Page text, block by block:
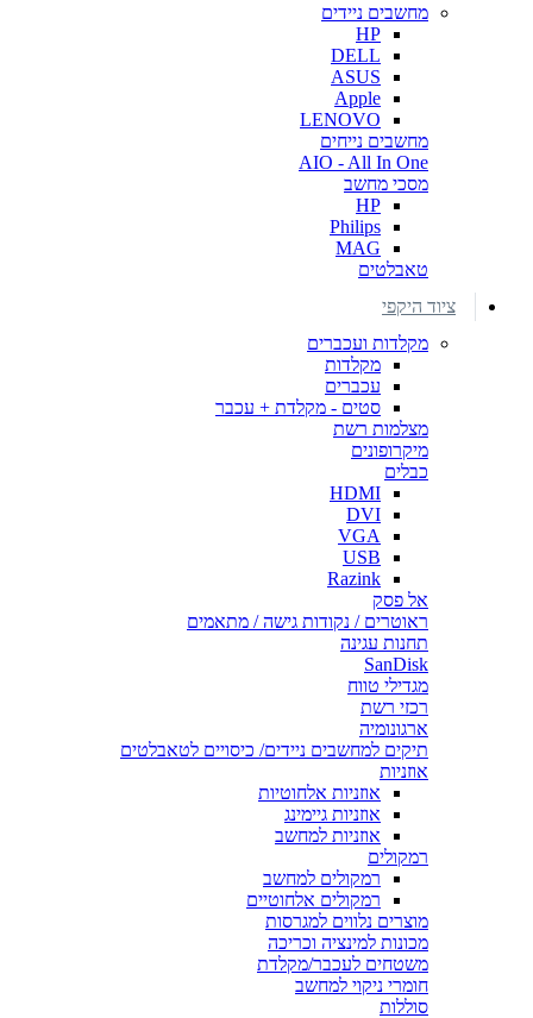
מחשבים ניידים
HP
DELL
ASUS
Apple
LENOVO
מחשבים נייחים
AIO - All In One
מסכי מחשב
HP
Philips
MAG
טאבלטים
ציוד היקפי
מקלדות ועכברים
מקלדות
עכברים
סטים - מקלדת + עכבר
מצלמות רשת
מיקרופונים
כבלים
HDMI
DVI
VGA
USB
Razink
אל פסק
ראוטרים / נקודות גישה / מתאמים
תחנות עגינה
SanDisk
מגדילי טווח
רכזי רשת
ארגונומיה
תיקים למחשבים ניידים/ כיסויים לטאבלטים
אוזניות
אוזניות אלחוטיות
אוזניות גיימינג
אוזניות למחשב
רמקולים
רמקולים למחשב
רמקולים אלחוטיים
מוצרים נלווים למגרסות
מכונות למינציה וכריכה
משטחים לעכבר/מקלדת
חומרי ניקוי למחשב
סוללות